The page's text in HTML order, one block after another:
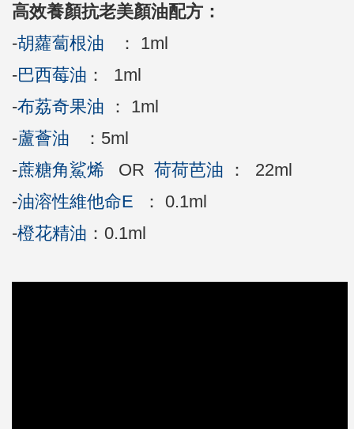
高效養顏抗老美顏油配方：
-胡蘿蔔根油
： 1ml
-巴西莓油 ： 1ml
-布荔奇果油
： 1ml
-蘆薈油 ：5ml
-蔗糖角鯊烯 OR 荷荷芭油
： 22ml
-油溶性維他命E
： 0.1ml
-橙花精油 ：0.1ml